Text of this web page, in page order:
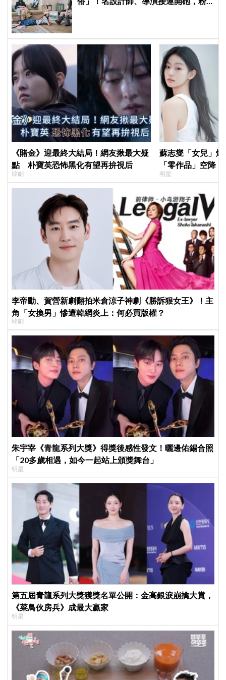
《賭金》迎最終大結局！網友揪最大疑
點 朴寶英恐怖黑化有望再拚視后
韓劇
蘇志燮「女兒」
「零作品」空降
片被挖出網驚呆
明星
李帝勳、賀營新劇翻拍米倉涼子神劇《勝訴狠女王》！主
角「女換男」慘遭韓網炎上：何必買版權？
韓劇
朱宇宰《青龍系列大獎》得獎後感性發文！曬邊佑錫合照
「20多歲相遇，如今一起站上頒獎舞台」
明星
第五屆青龍系列大獎獲獎名單公開：金高銀淚崩擒大賞，
《菜鳥伙房兵》成最大贏家
明星